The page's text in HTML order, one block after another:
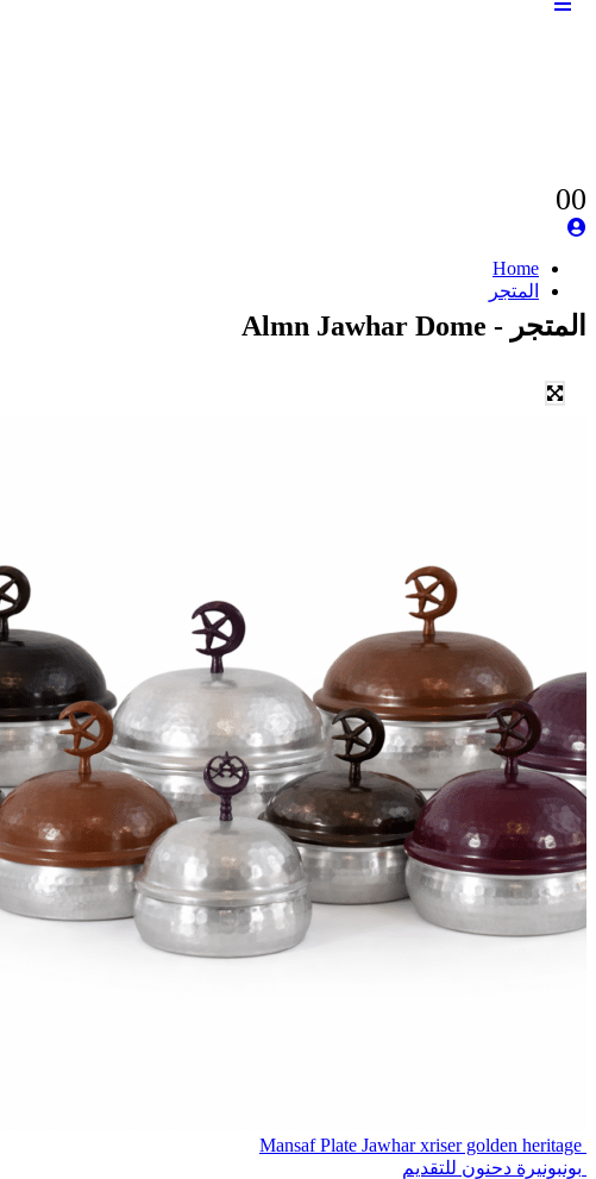
00
Home
المتجر
المتجر - Almn Jawhar Dome
Mansaf Plate Jawhar xriser golden heritage
بونبونيرة دحنون للتقديم